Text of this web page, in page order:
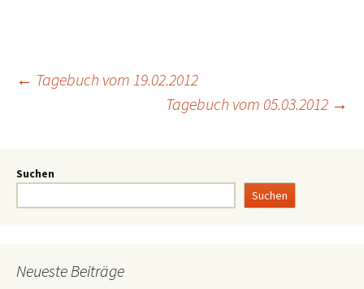
← Tagebuch vom 19.02.2012
Tagebuch vom 05.03.2012 →
Suchen
Suchen
Neueste Beiträge